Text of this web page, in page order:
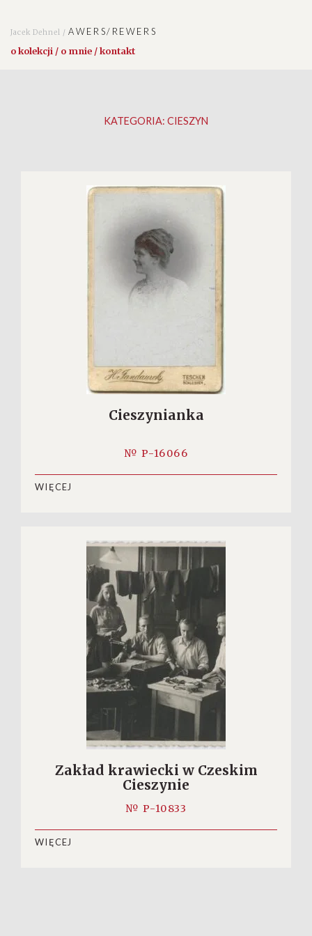
Jacek Dehnel /AWERS/REWERS
o kolekcji / o mnie / kontakt
KATEGORIA: CIESZYN
Cieszynianka
№ P-16066
WIĘCEJ
Zakład krawiecki w Czeskim
Cieszynie
№ P-10833
WIĘCEJ